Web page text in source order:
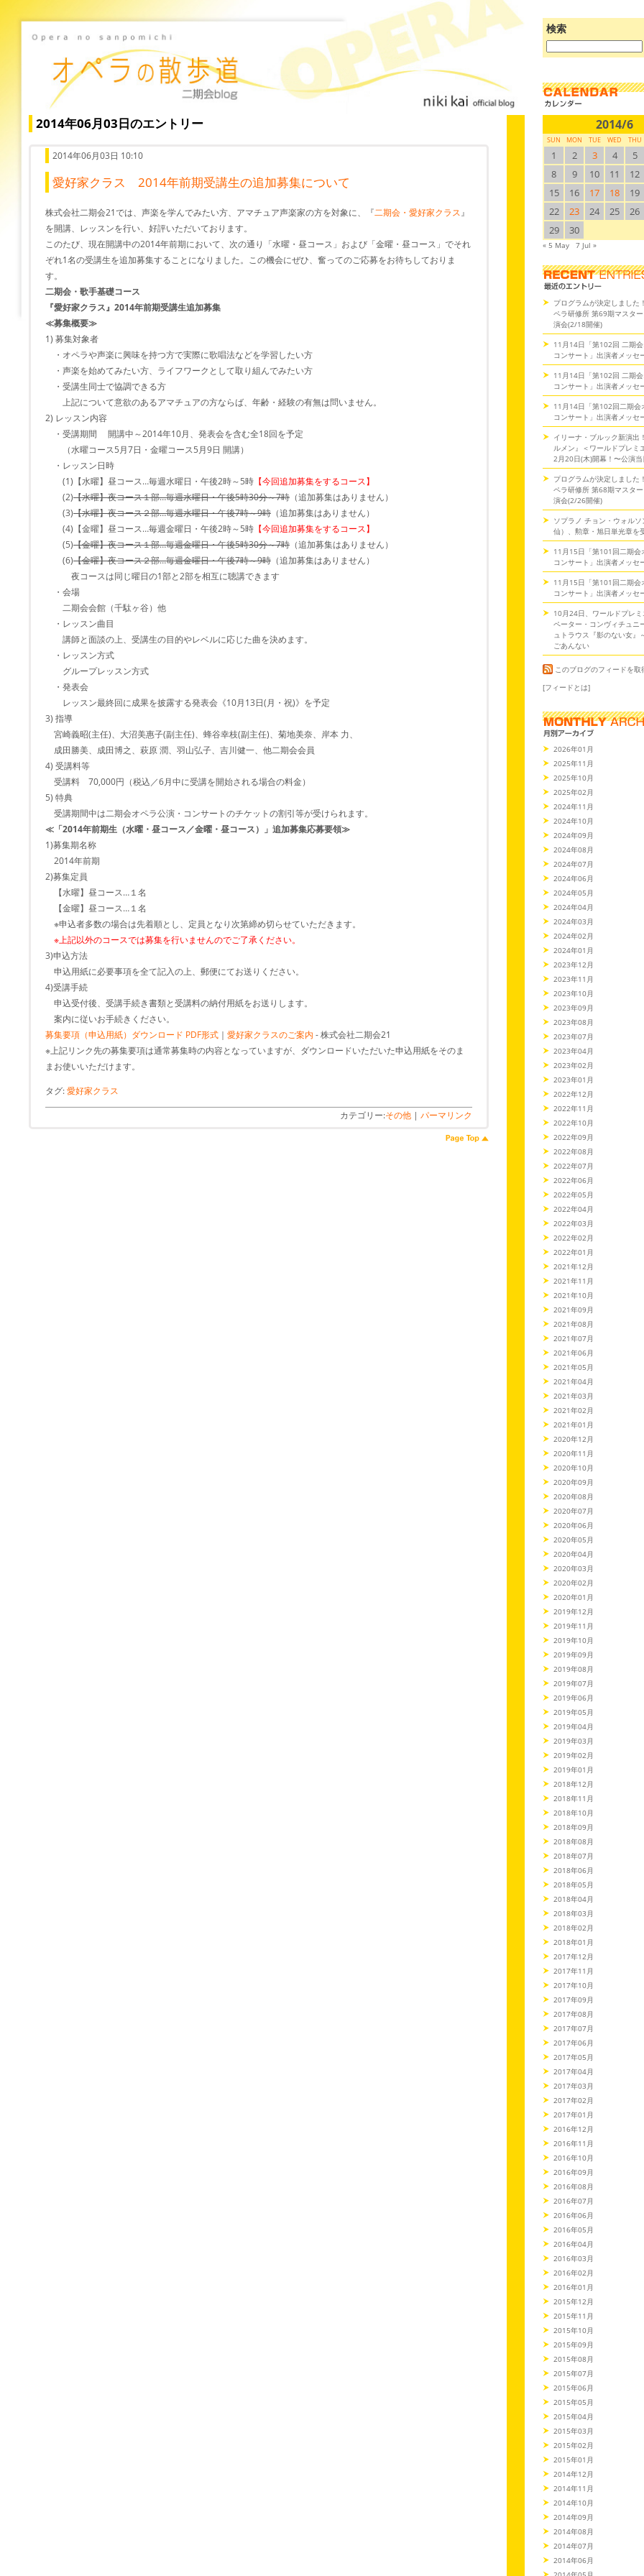
検索
ブ
ロ
検
索:
2014年06月03日のエントリー
2014年06月03日 10:10
愛好家クラス 2014年前期受講生の追加募集について
株式会社二期会21では、声楽を学んでみたい方、アマチュア声楽家の方を対象に、『二期会・愛好家クラス』
を開講、レッスンを行い、好評いただいております。
このたび、現在開講中の2014年前期において、次の通り「水曜・昼コース」および「金曜・昼コース」でそれ
ぞれ1名の受講生を追加募集することになりました。この機会にぜひ、奮ってのご応募をお待ちしておりま
す。
二期会・歌手基礎コース
『愛好家クラス』2014年前期受講生追加募集
≪募集概要≫
1) 募集対象者
・オペラや声楽に興味を持つ方で実際に歌唱法などを学習したい方
・声楽を始めてみたい方、ライフワークとして取り組んでみたい方
・受講生同士で協調できる方
上記について意欲のあるアマチュアの方ならば、年齢・経験の有無は問いません。
2) レッスン内容
・受講期間 開講中～2014年10月、発表会を含む全18回を予定
（水曜コース5月7日・金曜コース5月9日 開講）
・レッスン日時
(1)【水曜】昼コース…毎週水曜日・午後2時～5時 【今回追加募集をするコース】
(2)【水曜】夜コース１部…毎週水曜日・午後5時30分～7時 （追加募集はありません）
(3)【水曜】夜コース２部…毎週水曜日・午後7時～9時 （追加募集はありません）
(4)【金曜】昼コース…毎週金曜日・午後2時～5時 【今回追加募集をするコース】
(5)【金曜】夜コース１部…毎週金曜日・午後5時30分～7時 （追加募集はありません）
(6)【金曜】夜コース２部…毎週金曜日・午後7時～9時 （追加募集はありません）
夜コースは同じ曜日の1部と2部を相互に聴講できます
・会場
二期会会館（千駄ヶ谷）他
・レッスン曲目
講師と面談の上、受講生の目的やレベルに応じた曲を決めます。
・レッスン方式
グループレッスン方式
・発表会
レッスン最終回に成果を披露する発表会《10月13日(月・祝)》を予定
3) 指導
宮崎義昭(主任)、大沼美惠子(副主任)、蜂谷幸枝(副主任)、菊地美奈、岸本 力、
成田勝美、成田博之、萩原 潤、羽山弘子、吉川健一、他二期会会員
4) 受講料等
受講料 70,000円（税込／6月中に受講を開始される場合の料金）
5) 特典
受講期間中は二期会オペラ公演・コンサートのチケットの割引等が受けられます。
≪「2014年前期生（水曜・昼コース／金曜・昼コース）」追加募集応募要領≫
1)募集期名称
2014年前期
2)募集定員
【水曜】昼コース…１名
【金曜】昼コース…１名
※申込者多数の場合は先着順とし、定員となり次第締め切らせていただきます。
※上記以外のコースでは募集を行いませんのでご了承ください。
3)申込方法
申込用紙に必要事項を全て記入の上、郵便にてお送りください。
4)受講手続
申込受付後、受講手続き書類と受講料の納付用紙をお送りします。
案内に従いお手続きください。
募集要項（申込用紙）ダウンロード PDF形式 ｜ 愛好家クラスのご案内 - 株式会社二期会21
※上記リンク先の募集要項は通常募集時の内容となっていますが、ダウンロードいただいた申込用紙をそのま
まお使いいただけます。
タグ:愛好家クラス
カテゴリー:その他 | パーマリンク
2014/6
SUN MON TUE WED THU
1 2 3 4
5
8
9 10 11
12
15
16 17 18
19
22
23 24 25
26
29
30
« 5 May 7 Jul »
プログラムが決定しました
ペラ研修所 第69期マスタ
演会(2/18開催)
11月14日「第102回 二期
コンサート」出演者メッセ
11月14日「第102回 二期
コンサート」出演者メッセ
11月14日「第102回二期会
コンサート」出演者メッセ
イリーナ・ブルック新演出
ルメン』＜ワールドプレミ
2月20日(木)開幕！〜公演
プログラムが決定しました
ペラ研修所 第68期マスタ
演会(2/26開催)
ソプラノ チョン・ウォルソ
仙）、勲章・旭日単光章を
11月15日「第101回二期会
コンサート」出演者メッセ
11月15日「第101回二期会
コンサート」出演者メッセ
10月24日、ワールドプレ
ペーター・コンヴィチュニ
ュトラウス『影のない女』
ごあんない
このブログのフィードを取
[フィードとは]
2026年01月
2025年11月
2025年10月
2025年02月
2024年11月
2024年10月
2024年09月
2024年08月
2024年07月
2024年06月
2024年05月
2024年04月
2024年03月
2024年02月
2024年01月
2023年12月
2023年11月
2023年10月
2023年09月
2023年08月
2023年07月
2023年04月
2023年02月
2023年01月
2022年12月
2022年11月
2022年10月
2022年09月
2022年08月
2022年07月
2022年06月
2022年05月
2022年04月
2022年03月
2022年02月
2022年01月
2021年12月
2021年11月
2021年10月
2021年09月
2021年08月
2021年07月
2021年06月
2021年05月
2021年04月
2021年03月
2021年02月
2021年01月
2020年12月
2020年11月
2020年10月
2020年09月
2020年08月
2020年07月
2020年06月
2020年05月
2020年04月
2020年03月
2020年02月
2020年01月
2019年12月
2019年11月
2019年10月
2019年09月
2019年08月
2019年07月
2019年06月
2019年05月
2019年04月
2019年03月
2019年02月
2019年01月
2018年12月
2018年11月
2018年10月
2018年09月
2018年08月
2018年07月
2018年06月
2018年05月
2018年04月
2018年03月
2018年02月
2018年01月
2017年12月
2017年11月
2017年10月
2017年09月
2017年08月
2017年07月
2017年06月
2017年05月
2017年04月
2017年03月
2017年02月
2017年01月
2016年12月
2016年11月
2016年10月
2016年09月
2016年08月
2016年07月
2016年06月
2016年05月
2016年04月
2016年03月
2016年02月
2016年01月
2015年12月
2015年11月
2015年10月
2015年09月
2015年08月
2015年07月
2015年06月
2015年05月
2015年04月
2015年03月
2015年02月
2015年01月
2014年12月
2014年11月
2014年10月
2014年09月
2014年08月
2014年07月
2014年06月